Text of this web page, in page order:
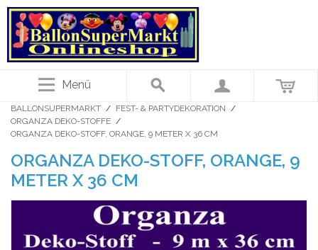
Menü
BALLONSUPERMARKT / FEST- & PARTYDEKORATION /
ORGANZA DEKO-STOFFE /
ORGANZA DEKO-STOFF, ORANGE, 9 METER X 36 CM
ORGANZA DEKO-STOFF, ORANGE, 9
METER X 36 CM